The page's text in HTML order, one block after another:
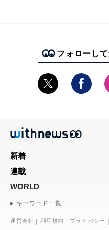
フォローし
新着
連載
WORLD
キーワード一覧
運営会社 利用規約・プライバシー